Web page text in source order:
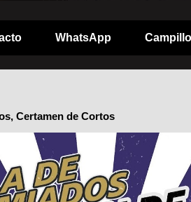
WhatsApp
Certamen de Cortos